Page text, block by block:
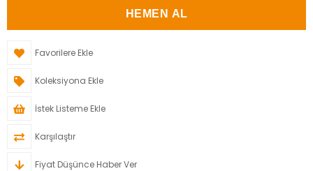
Favorilere Ekle
Koleksiyona Ekle
İstek Listeme Ekle
Karşılaştır
Fiyat Düşünce Haber Ver